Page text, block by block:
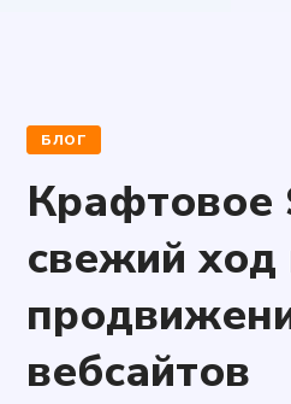
БЛОГ
Крафтовое
свежий ход
вебсайтов